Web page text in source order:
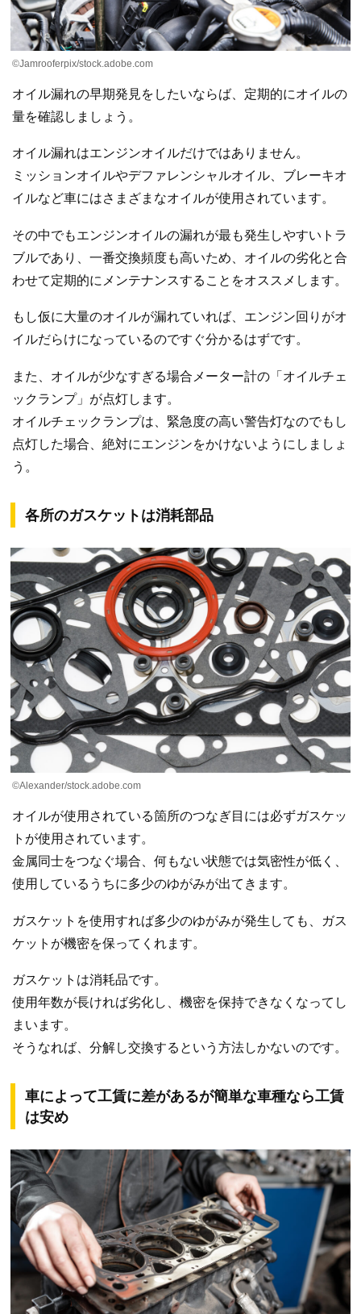
©Jamrooferpix/stock.adobe.com
オイル漏れの早期発見をしたいならば、定期的にオイルの
量を確認しましょう。
オイル漏れはエンジンオイルだけではありません。
ミッションオイルやデファレンシャルオイル、ブレーキオ
イルなど車にはさまざまなオイルが使用されています。
その中でもエンジンオイルの漏れが最も発生しやすいトラ
ブルであり、一番交換頻度も高いため、オイルの劣化と合
わせて定期的にメンテナンスすることをオススメします。
もし仮に大量のオイルが漏れていれば、エンジン回りがオ
イルだらけになっているのですぐ分かるはずです。
また、オイルが少なすぎる場合メーター計の「オイルチェ
ックランプ」が点灯します。
オイルチェックランプは、緊急度の高い警告灯なのでもし
点灯した場合、絶対にエンジンをかけないようにしましょ
う。
各所のガスケットは消耗部品
©Alexander/stock.adobe.com
オイルが使用されている箇所のつなぎ目には必ずガスケッ
トが使用されています。
金属同士をつなぐ場合、何もない状態では気密性が低く、
使用しているうちに多少のゆがみが出てきます。
ガスケットを使用すれば多少のゆがみが発生しても、ガス
ケットが機密を保ってくれます。
ガスケットは消耗品です。
使用年数が長ければ劣化し、機密を保持できなくなってし
まいます。
そうなれば、分解し交換するという方法しかないのです。
車によって工賃に差があるが簡単な車種なら工賃
は安め